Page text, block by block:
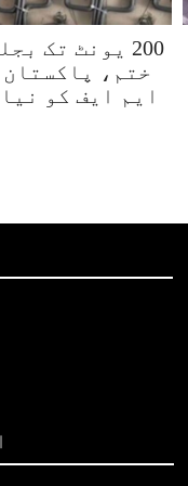
200 یونٹ تک
ختم،
ایم ایف کو